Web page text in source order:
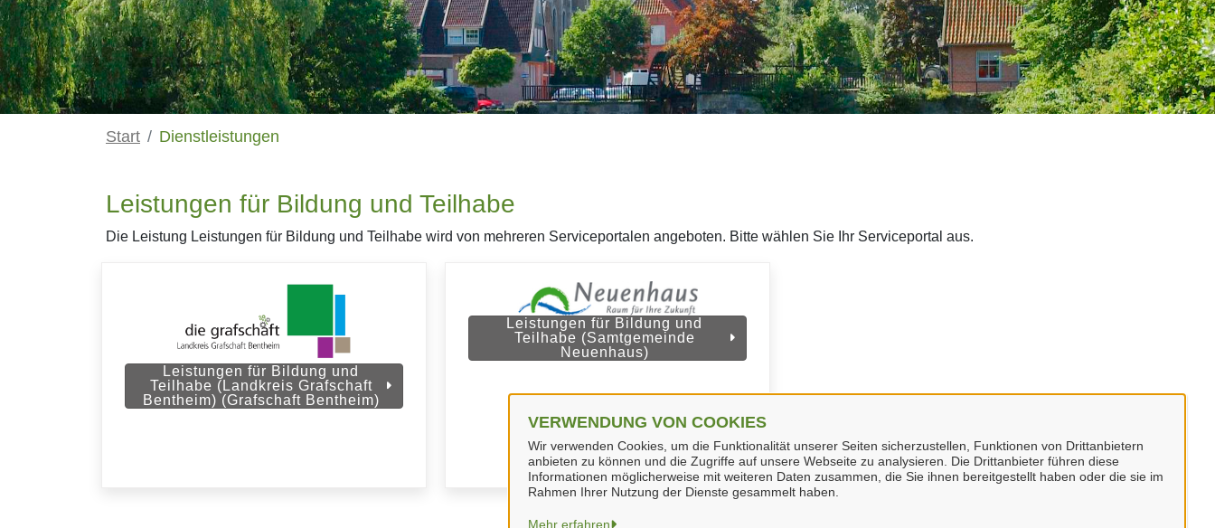
VERWENDUNG VON COOKIES
Wir verwenden Cookies, um die Funktionalität unserer Seiten sicherzustellen, Funktionen von Drittanbietern
anbieten zu können und die Zugriffe auf unsere Webseite zu analysieren. Die Drittanbieter führen diese
Informationen möglicherweise mit weiteren Daten zusammen, die Sie ihnen bereitgestellt haben oder die sie im
Rahmen Ihrer Nutzung der Dienste gesammelt haben.
Mehr erfahren
Start Dienstleistungen
Leistungen für Bildung und Teilhabe
Die Leistung Leistungen für Bildung und Teilhabe wird von mehreren Serviceportalen angeboten. Bitte wählen Sie Ihr Serviceportal aus.
Leistungen für Bildung und
Teilhabe (Landkreis Grafschaft
Bentheim) (Grafschaft Bentheim)
Leistungen für Bildung und
Teilhabe (Samtgemeinde
Neuenhaus)